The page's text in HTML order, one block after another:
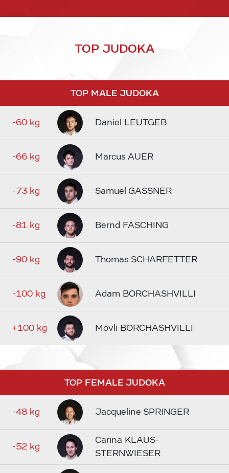
TOP JUDOKA
TOP MALE JUDOKA
-60 kg Daniel LEUTGEB
-66 kg Marcus AUER
-73 kg Samuel GASSNER
-81 kg Bernd FASCHING
-90 kg Thomas SCHARFETTER
-100 kg Adam BORCHASHVILLI
+100 kg Movli BORCHASHVILLI
TOP FEMALE JUDOKA
-48 kg Jacqueline SPRINGER
-52 kg
Carina KLAUS-
STERNWIESER